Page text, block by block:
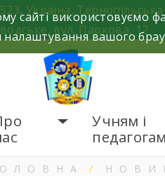
Україна,
вул. Паркова, 12
Учням і
педагогам
сайті використовуємо
налаштування вашого